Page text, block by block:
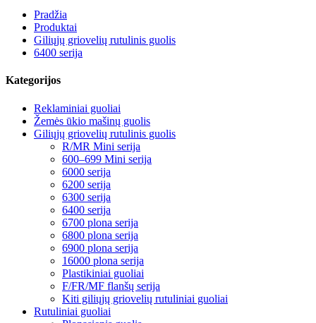
Pradžia
Produktai
Giliųjų griovelių rutulinis guolis
6400 serija
Kategorijos
Reklaminiai guoliai
Žemės ūkio mašinų guolis
Giliųjų griovelių rutulinis guolis
R/MR Mini serija
600–699 Mini serija
6000 serija
6200 serija
6300 serija
6400 serija
6700 plona serija
6800 plona serija
6900 plona serija
16000 plona serija
Plastikiniai guoliai
F/FR/MF flanšų serija
Kiti giliųjų griovelių rutuliniai guoliai
Rutuliniai guoliai